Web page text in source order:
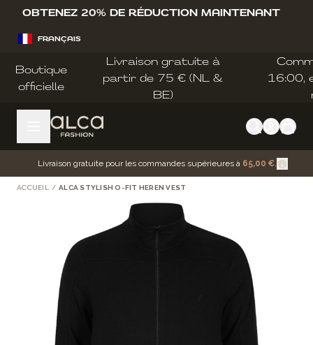
Allez au contenu
OBTENEZ 20% DE RÉDUCTION MAINTENANT
Boutique
officielle
Livraison gratuite à
partir de 75 € (NL &
BE)
16:00,
FRANÇAIS
Livraison gratuite pour les commandes supérieures à 65,00 €.
ACCUEIL / ALCA STYLISH O-FIT HEREN VEST